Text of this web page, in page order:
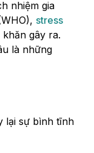
nhiệm gia
stress
gây ra.
là những
lại sự bình tĩnh